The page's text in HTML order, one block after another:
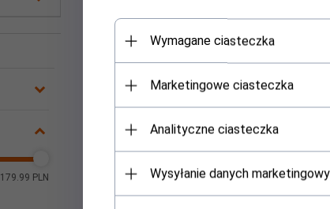
179.99 PLN Sonett Płyn do płukania tkanin 1 litr
Wymagane ciasteczka
Marketingowe ciasteczka
Analityczne ciasteczka
Wysyłanie danych